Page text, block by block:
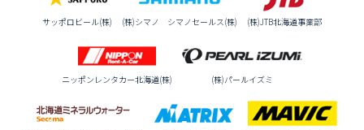
サッポロビール(株) (株)シマノ シマノセールス(株) (株)JTB北海道事業部
ニッポンレンタカー北海道(株) (株)パールイズミ